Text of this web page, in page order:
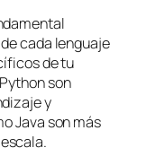
cada lenguaje
de tu
son
y
Java son más